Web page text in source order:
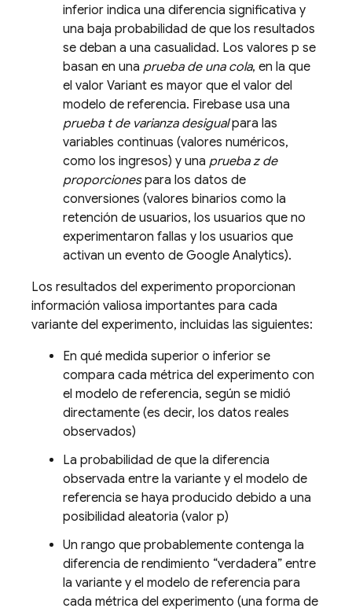
inferior indica una diferencia significativa y
una baja probabilidad de que los resultados
se deban a una casualidad. Los valores p se
basan en una prueba de una cola, en la que
el valor Variant es mayor que el valor del
modelo de referencia. Firebase usa una
prueba t de varianza desigualpara las
variables continuas (valores numéricos,
como los ingresos) y una prueba z de
proporcionespara los datos de
conversiones (valores binarios como la
retención de usuarios, los usuarios que no
experimentaron fallas y los usuarios que
activan un evento de Google Analytics).
Los resultados del experimento proporcionan
información valiosa importantes para cada
variante del experimento, incluidas las siguientes:
En qué medida superior o inferior se
compara cada métrica del experimento con
el modelo de referencia, según se midió
directamente (es decir, los datos reales
observados)
La probabilidad de que la diferencia
observada entre la variante y el modelo de
referencia se haya producido debido a una
posibilidad aleatoria (valor p)
Un rango que probablemente contenga la
diferencia de rendimiento “verdadera” entre
la variante y el modelo de referencia para
cada métrica del experimento (una forma de